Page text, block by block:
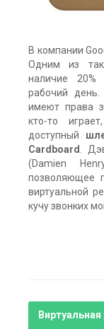
В компании
Одним из
наличие 20%
рабочий
имеют права
кто-то
доступный
Cardboard .
(Damien
позволяющее
виртуальной
кучу звонких
шлем
виртуальной